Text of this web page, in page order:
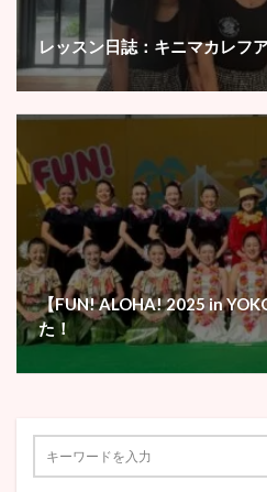
レッスン日誌：キニマカレフ
【FUN! ALOHA! 2025 in
た！